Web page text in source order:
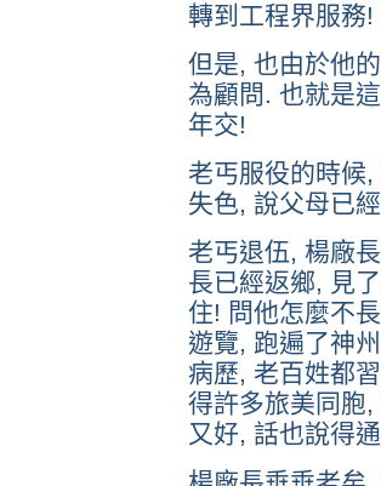
轉到工程界服務!
但是, 也由於他
為顧問. 也就是
年交!
老丐服役的時候
失色, 說父母已
老丐退伍, 楊廠
長已經返鄉, 見
住! 問他怎麼不
遊覽, 跑遍了神
病歷, 老百姓都
得許多旅美同胞
又好, 話也說得